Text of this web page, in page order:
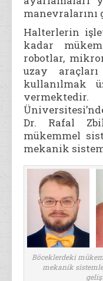
Halterlerin
kadar
robotlar,
uzay
kullanılmak
Dr. Rafal
mükemmel
mekanik
Böceklerdeki
mekanik